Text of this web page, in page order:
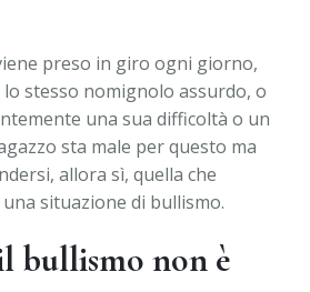
preso in giro ogni giorno,
stesso nomignolo assurdo, o
una sua difficoltà o un
sta male per questo ma
allora sì, quella che
situazione di bullismo.
bullismo non è